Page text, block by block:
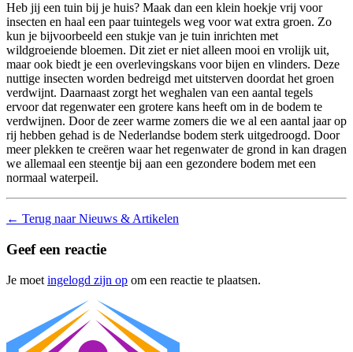
Heb jij een tuin bij je huis? Maak dan een klein hoekje vrij voor
insecten en haal een paar tuintegels weg voor wat extra groen. Zo
kun je bijvoorbeeld een stukje van je tuin inrichten met
wildgroeiende bloemen. Dit ziet er niet alleen mooi en vrolijk uit,
maar ook biedt je een overlevingskans voor bijen en vlinders. Deze
nuttige insecten worden bedreigd met uitsterven doordat het groen
verdwijnt. Daarnaast zorgt het weghalen van een aantal tegels
ervoor dat regenwater een grotere kans heeft om in de bodem te
verdwijnen. Door de zeer warme zomers die we al een aantal jaar op
rij hebben gehad is de Nederlandse bodem sterk uitgedroogd. Door
meer plekken te creëren waar het regenwater de grond in kan dragen
we allemaal een steentje bij aan een gezondere bodem met een
normaal waterpeil.
← Terug naar Nieuws & Artikelen
Geef een reactie
Je moet ingelogd zijn op om een reactie te plaatsen.